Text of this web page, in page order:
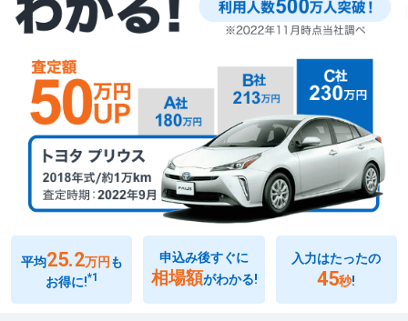
平均25.2万円 も
お得に!*1
申込み後すぐに
相場額がわかる!
入力はたったの
45秒!